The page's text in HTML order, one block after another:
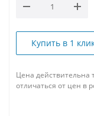
Купить в 1
Цена действительна
отличаться от цен в